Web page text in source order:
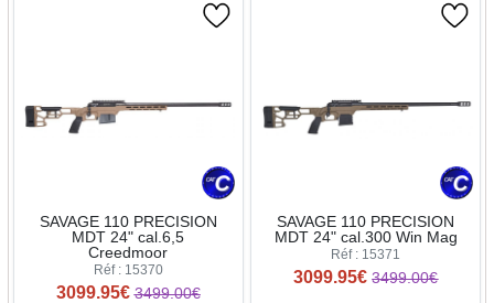
SAVAGE 110 PRECISION
MDT 24" cal.6,5
Creedmoor
Réf : 15370
3099.95€ 3499.00€
SAVAGE 110 PRECISION
MDT 24" cal.300 Win Mag
Réf : 15371
3099.95€ 3499.00€